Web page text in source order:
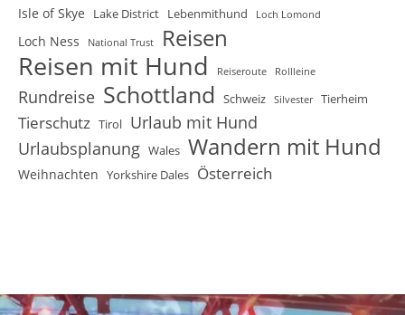
Isle of Skye Lake District Lebenmithund Loch Lomond
Loch Ness National Trust Reisen
Reisen mit Hund Reiseroute Rollleine
Rundreise Schottland Schweiz Silvester Tierheim
Tierschutz Tirol Urlaub mit Hund
Urlaubsplanung Wales Wandern mit Hund
Weihnachten Yorkshire Dales Österreich